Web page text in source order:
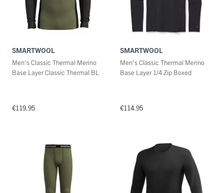
SMARTWOOL
Men's Classic Thermal Merino
Base Layer Classic Thermal BL
€119.95
SMARTWOOL
Men's Classic Thermal Merino
Base Layer 1/4 Zip Boxed
€114.95